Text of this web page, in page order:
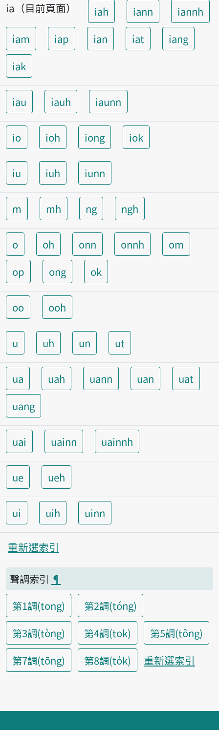
ia（目前頁面） iah iann
iannh
iam
iap ian iat
iang
iak
iau iauh iaunn
io ioh iong iok
iu iuh iunn
m mh ng ngh
o oh onn onnh
om
op
ong ok
oo ooh
u uh un ut
ua uah uann uan
uat
uang
uai uainn uainnh
ue ueh
ui uih uinn
重新選索引
聲調索引 ¶
第1調(tong)
第2調(tóng)
第3調(tòng)
第4調(tok)
第5調(tông)
第7調(tōng)
第8調(to̍k) 重新選索引